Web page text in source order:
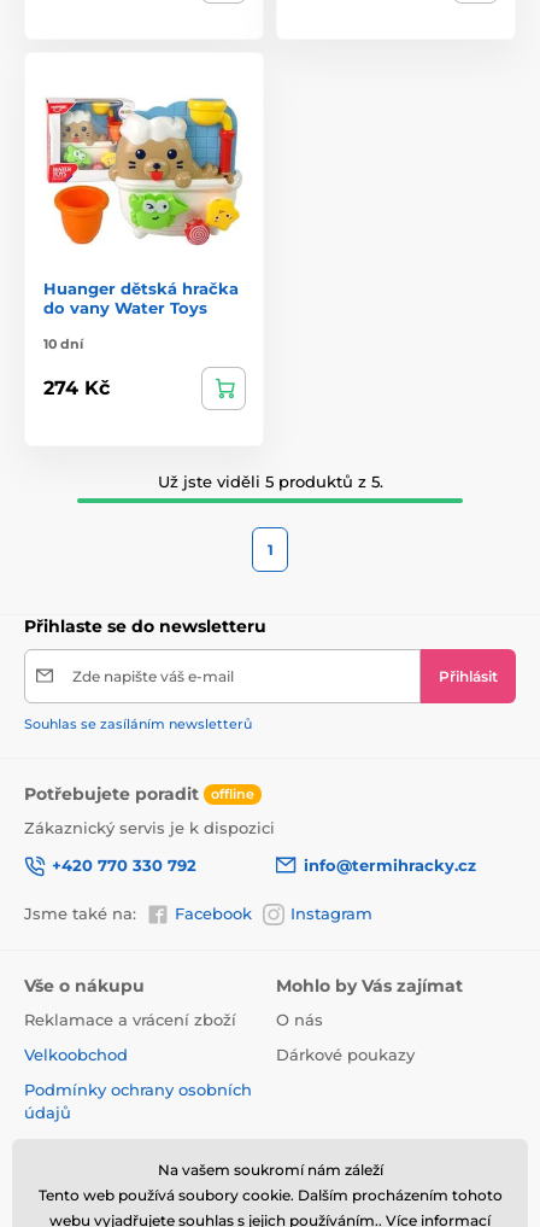
Huanger dětská hračka
do vany Water Toys
10 dní
274 Kč
Už jste viděli 5 produktů z 5.
1
Přihlaste se do newsletteru
Zde napište váš e-mail Přihlásit
Souhlas se zasíláním newsletterů
Potřebujete poradit offline
Zákaznický servis je k dispozici
+420 770 330 792
info@termihracky.cz
Jsme také na: Facebook Instagram
Vše o nákupu
Reklamace a vrácení zboží
Velkoobchod
Podmínky ochrany osobních
údajů
cookies
Mohlo by Vás zajímat
O nás
Dárkové poukazy
Na vašem soukromí nám záleží
Tento web používá soubory cookie. Dalším procházením tohoto
webu vyjadřujete souhlas s jejich používáním.. Více informací